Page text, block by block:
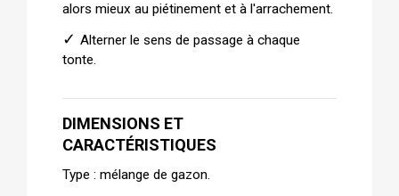
alors mieux au piétinement et à l'arrachement.
✓ Alterner le sens de passage à chaque
tonte.
DIMENSIONS ET
CARACTÉRISTIQUES
Type : mélange de gazon.